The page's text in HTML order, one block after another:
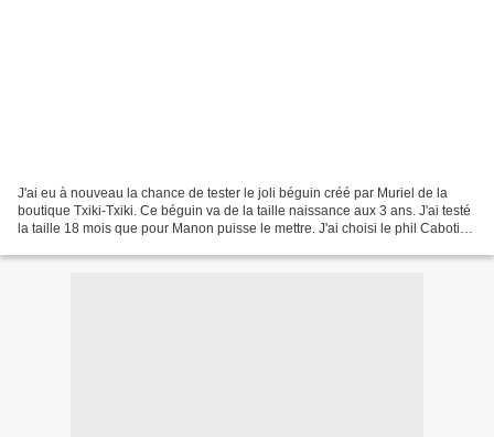
J'ai eu à nouveau la chance de tester le joli béguin créé par Muriel de la
boutique Txiki-Txiki. Ce béguin va de la taille naissance aux 3 ans. J'ai testé
la taille 18 mois que pour Manon puisse le mettre. J'ai choisi le phil Cabotine